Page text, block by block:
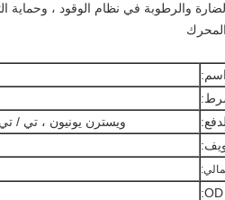
والرطوبة في نظام الوقود ، وحماية
اسم:
ويسترن يونيون ، تي /